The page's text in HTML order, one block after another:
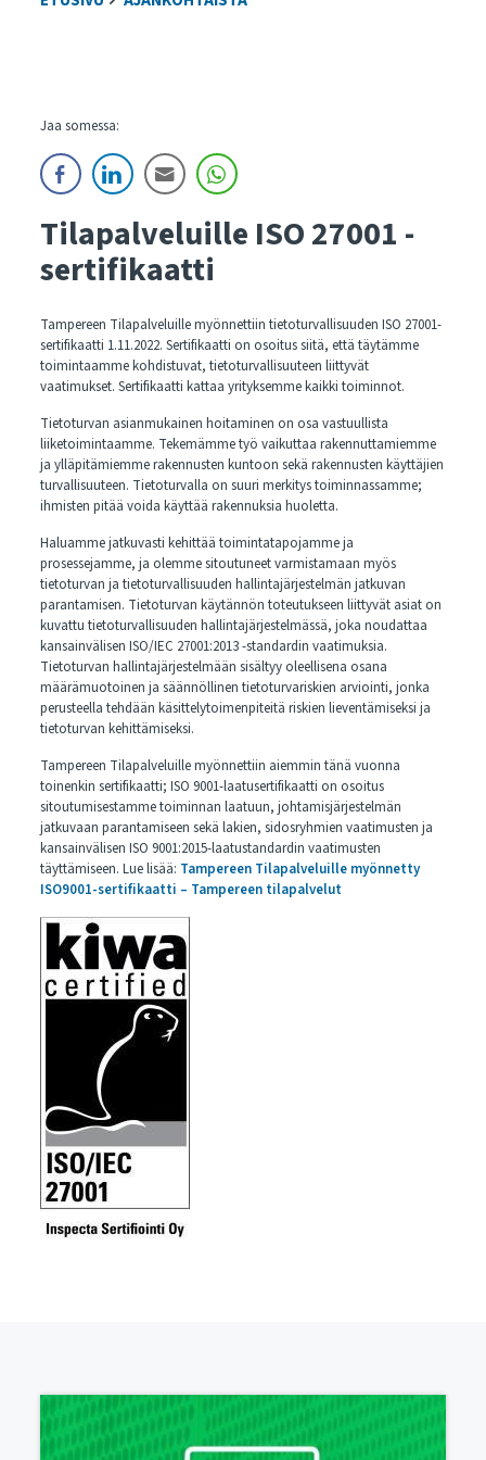
Jaa somessa:
Tilapalveluille ISO 27001 -
sertifikaatti
Tampereen Tilapalveluille myönnettiin tietoturvallisuuden ISO 27001-
sertifikaatti 1.11.2022. Sertifikaatti on osoitus siitä, että täytämme
toimintaamme kohdistuvat, tietoturvallisuuteen liittyvät
vaatimukset. Sertifikaatti kattaa yrityksemme kaikki toiminnot.
Tietoturvan asianmukainen hoitaminen on osa vastuullista
liiketoimintaamme. Tekemämme työ vaikuttaa rakennuttamiemme
ja ylläpitämiemme rakennusten kuntoon sekä rakennusten käyttäjien
turvallisuuteen. Tietoturvalla on suuri merkitys toiminnassamme;
ihmisten pitää voida käyttää rakennuksia huoletta.
Haluamme jatkuvasti kehittää toimintatapojamme ja
prosessejamme, ja olemme sitoutuneet varmistamaan myös
tietoturvan ja tietoturvallisuuden hallintajärjestelmän jatkuvan
parantamisen. Tietoturvan käytännön toteutukseen liittyvät asiat on
kuvattu tietoturvallisuuden hallintajärjestelmässä, joka noudattaa
kansainvälisen ISO/IEC 27001:2013 -standardin vaatimuksia.
Tietoturvan hallintajärjestelmään sisältyy oleellisena osana
määrämuotoinen ja säännöllinen tietoturvariskien arviointi, jonka
perusteella tehdään käsittelytoimenpiteitä riskien lieventämiseksi ja
tietoturvan kehittämiseksi.
Tampereen Tilapalveluille myönnettiin aiemmin tänä vuonna
toinenkin sertifikaatti; ISO 9001-laatusertifikaatti on osoitus
sitoutumisestamme toiminnan laatuun, johtamisjärjestelmän
jatkuvaan parantamiseen sekä lakien, sidosryhmien vaatimusten ja
kansainvälisen ISO 9001:2015-laatustandardin vaatimusten
täyttämiseen. Lue lisää: Tampereen Tilapalveluille myönnetty
ISO9001-sertifikaatti – Tampereen tilapalvelut